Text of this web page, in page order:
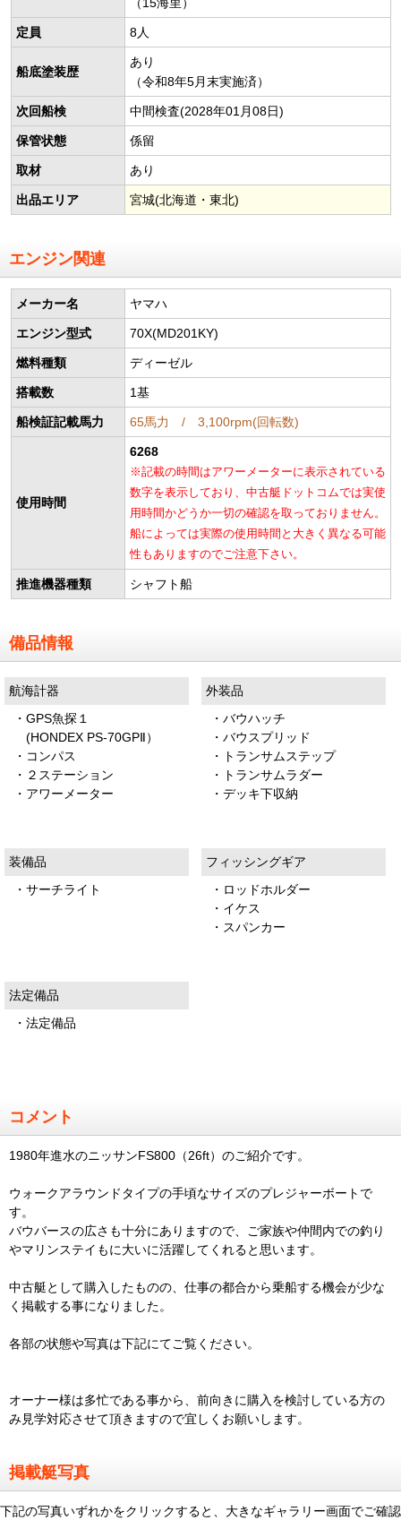
定員 8人
船底塗装歴
あり
（令和8年5月末実施済）
次回船検 中間検査(2028年01月08日)
保管状態 係留
取材 あり
出品エリア 宮城(北海道・東北)
エンジン関連
メーカー名 ヤマハ
エンジン型式 70X(MD201KY)
燃料種類 ディーゼル
搭載数 1基
船検証記載馬力 65馬力 / 3,100rpm(回転数)
使用時間
6268
※記載の時間はアワーメーターに表示されている
数字を表示しており、中古艇ドットコムでは実使
用時間かどうか一切の確認を取っておりません。
船によっては実際の使用時間と大きく異なる可能
性もありますのでご注意下さい。
推進機器種類 シャフト船
備品情報
航海計器
・GPS魚探１
(HONDEX PS-70GPⅡ）
・コンパス
・２ステーション
・アワーメーター
外装品
・バウハッチ
・バウスプリッド
・トランサムステップ
・トランサムラダー
・デッキ下収納
装備品
・サーチライト
フィッシングギア
・ロッドホルダー
・イケス
・スパンカー
法定備品
・法定備品
コメント
1980年進水のニッサンFS800（26ft）のご紹介です。
ウォークアラウンドタイプの手頃なサイズのプレジャーボートで
す。
バウバースの広さも十分にありますので、ご家族や仲間内での釣り
やマリンステイもに大いに活躍してくれると思います。
中古艇として購入したものの、仕事の都合から乗船する機会が少な
く掲載する事になりました。
各部の状態や写真は下記にてご覧ください。
オーナー様は多忙である事から、前向きに購入を検討している方の
み見学対応させて頂きますので宜しくお願いします。
掲載艇写真
下記の写真いずれかをクリックすると、大きなギャラリー画面でご確認